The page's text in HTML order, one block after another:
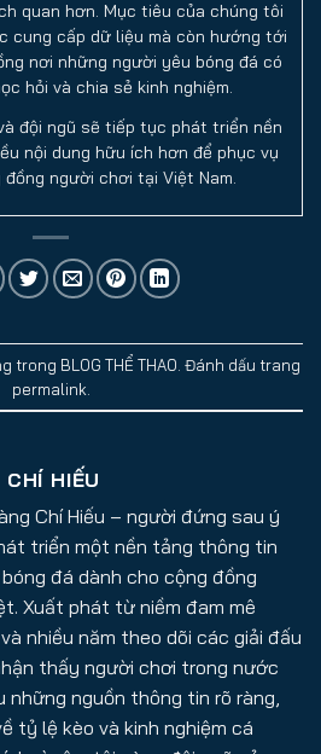
quan hơn. Mục tiêu của chúng tôi
cung cấp dữ liệu mà còn hướng tới
nơi những người yêu bóng đá có
hỏi và chia sẻ kinh nghiệm.
đội ngũ sẽ tiếp tục phát triển nền
nội dung hữu ích hơn để phục vụ
người chơi tại Việt Nam.
trong BLOG THỂ THAO . Đánh dấu trang
permalink
CHÍ HIẾU
Chí Hiếu – người đứng sau ý
triển một nền tảng thông tin
đá dành cho cộng đồng
Xuất phát từ niềm đam mê
nhiều năm theo dõi các giải đấu
thấy người chơi trong nước
những nguồn thông tin rõ ràng,
tỷ lệ kèo và kinh nghiệm cá